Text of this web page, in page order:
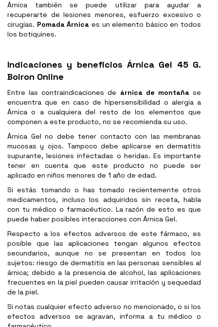
Árnica también se puede utilizar para ayudar a
recuperarte de lesiones menores, esfuerzo excesivo o
cirugías. Pomada Árnica es un elemento básico en todos
los botiquines.
Indicaciones y beneficios Árnica Gel 45 G.
Boiron Online
Entre las contraindicaciones de árnica de montañase
encuentra que en caso de hipersensibilidad o alergia a
Árnica o a cualquiera del resto de los elementos que
componen a este producto, no se recomienda su uso.
Árnica Gel no debe tener contacto con las membranas
mucosas y ojos. Tampoco debe aplicarse en dermatitis
supurante, lesiones infectadas o heridas. Es importante
tener en cuenta que este producto no puede ser
aplicado en niños menores de 1 año de edad.
Si estás tomando o has tomado recientemente otros
medicamentos, incluso los adquiridos sin receta, habla
con tu médico o farmacéutico. La razón de esto es que
puede haber posibles interacciones con Árnica Gel.
Respecto a los efectos adversos de este fármaco, es
posible que las aplicaciones tengan algunos efectos
secundarios, aunque no se presentan en todos los
sujetos: riesgo de dermatitis en las personas sensibles al
árnica; debido a la presencia de alcohol, las aplicaciones
frecuentes en la piel pueden causar irritación y sequedad
de la piel.
Si notas cualquier efecto adverso no mencionado, o si los
efectos adversos se agravan, informa a tu médico o